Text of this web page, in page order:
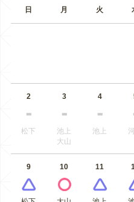
日 月 火
2
松下
3
池上
大山
4
池上
9 10 11